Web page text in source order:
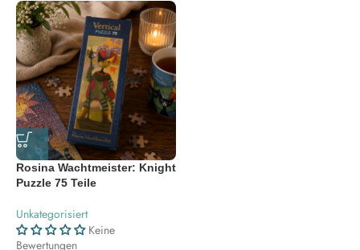
Rosina Wachtmeister: Knight
Puzzle 75 Teile
Unkategorisiert
Keine
Bewertungen